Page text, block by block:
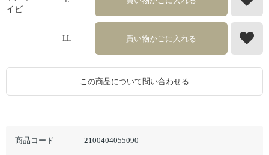
商品コード 2100404055090
イビ
LL 買い物かごに入れる
この商品について問い合わせる